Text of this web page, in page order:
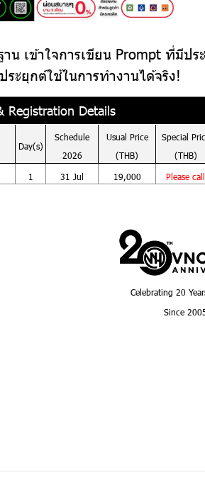
น เข้าใจการเขียน Prompt ที่มีป
ะยุกต์ใช้ในการทำงานได้จริง!
Registration Details
Day(s)
Schedule
2026
Usual Price
(THB)
Special
(THB)
1 31 Jul 19,000 Please call
Celebrating 20
Since